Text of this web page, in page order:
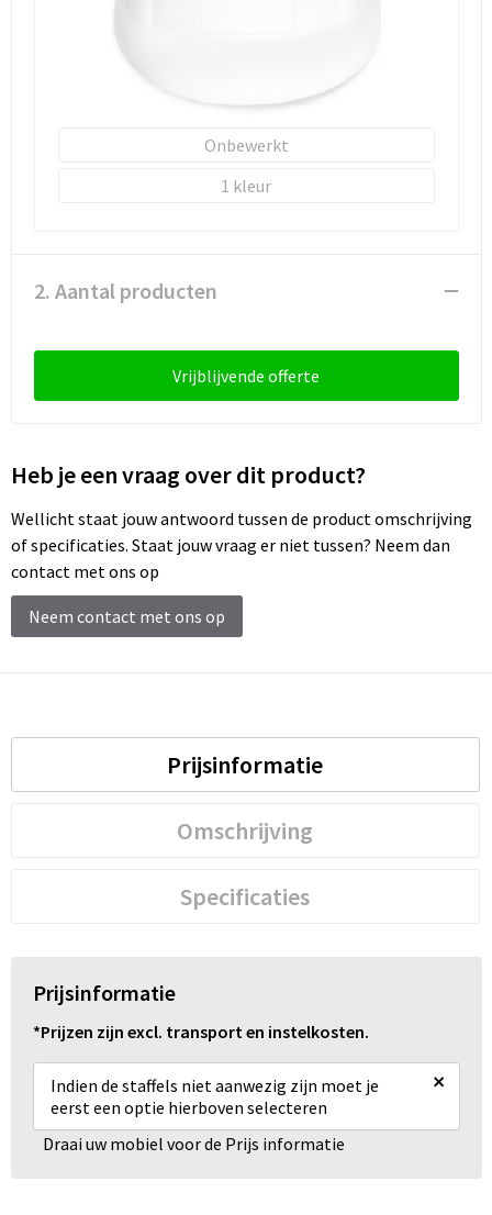
Onbewerkt
1
2. Aantal producten
Vrijblijvende offerte
Heb je een vraag over dit product?
Wellicht staat jouw antwoord tussen de product omschrijving
of specificaties. Staat jouw vraag er niet tussen? Neem dan
contact met ons op
Neem contact met ons op
Prijsinformatie
Omschrijving
Specificaties
Prijsinformatie
*Prijzen zijn excl. transport en instelkosten.
Indien de staffels niet aanwezig zijn moet je
eerst een optie hierboven selecteren
×
Draai uw mobiel voor de Prijs informatie